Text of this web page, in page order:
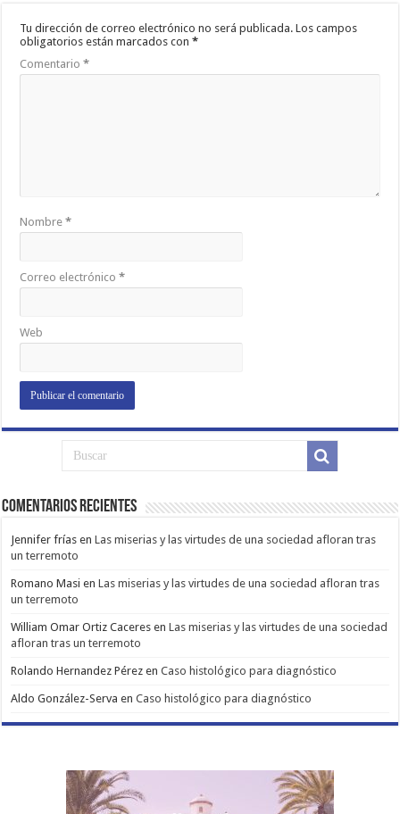
Tu dirección de correo electrónico no será publicada. Los campos
obligatorios están marcados con*
Comentario*
Nombre*
Correo electrónico*
Web
Comentarios Recientes
Jennifer frías enLas miserias y las virtudes de una sociedad afloran tras
un terremoto
Romano Masi enLas miserias y las virtudes de una sociedad afloran tras
un terremoto
William Omar Ortiz Caceres enLas miserias y las virtudes de una sociedad
afloran tras un terremoto
Rolando Hernandez Pérez enCaso histológico para diagnóstico
Aldo González-Serva enCaso histológico para diagnóstico